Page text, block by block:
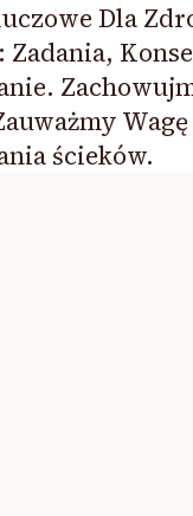
Dla
Zadania,
ścieków.